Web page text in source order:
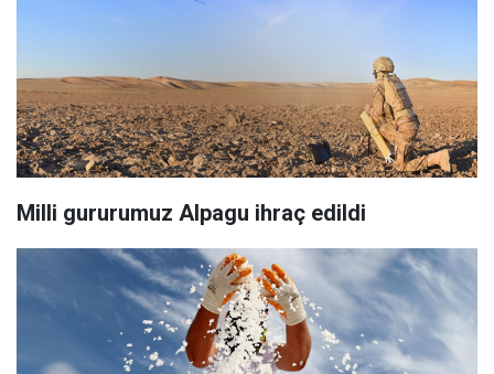
Milli gururumuz Alpagu ihraç edildi